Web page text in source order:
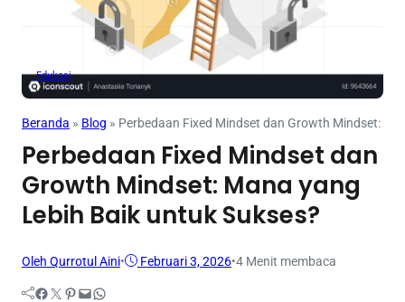
Edukasi
Beranda » Blog » Perbedaan Fixed Mindset dan Growth Mindset:
Perbedaan Fixed Mindset dan
Growth Mindset: Mana yang
Lebih Baik untuk Sukses?
Oleh Qurrotul Aini• Februari 3, 2026•4 Menit membaca
Facebook Twitter Pinterest Mail WhatsApp